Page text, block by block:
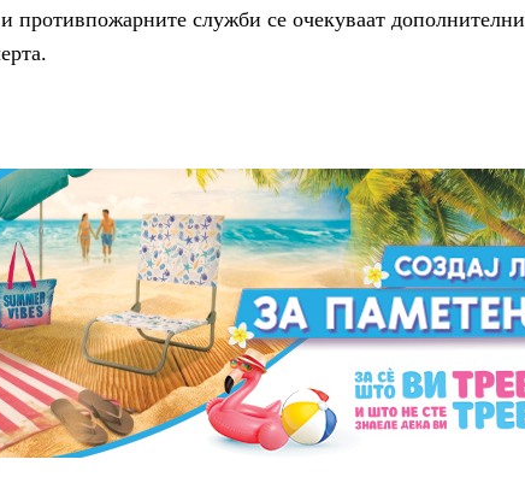
противпожарните служби се очекуваат дополнителни